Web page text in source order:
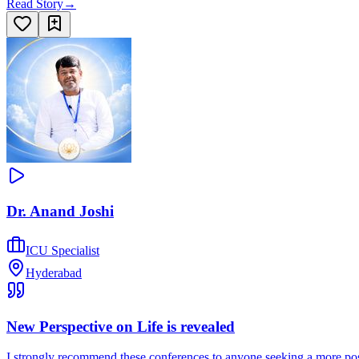
Read Story→
Dr. Anand Joshi
ICU Specialist
Hyderabad
New Perspective on Life is revealed